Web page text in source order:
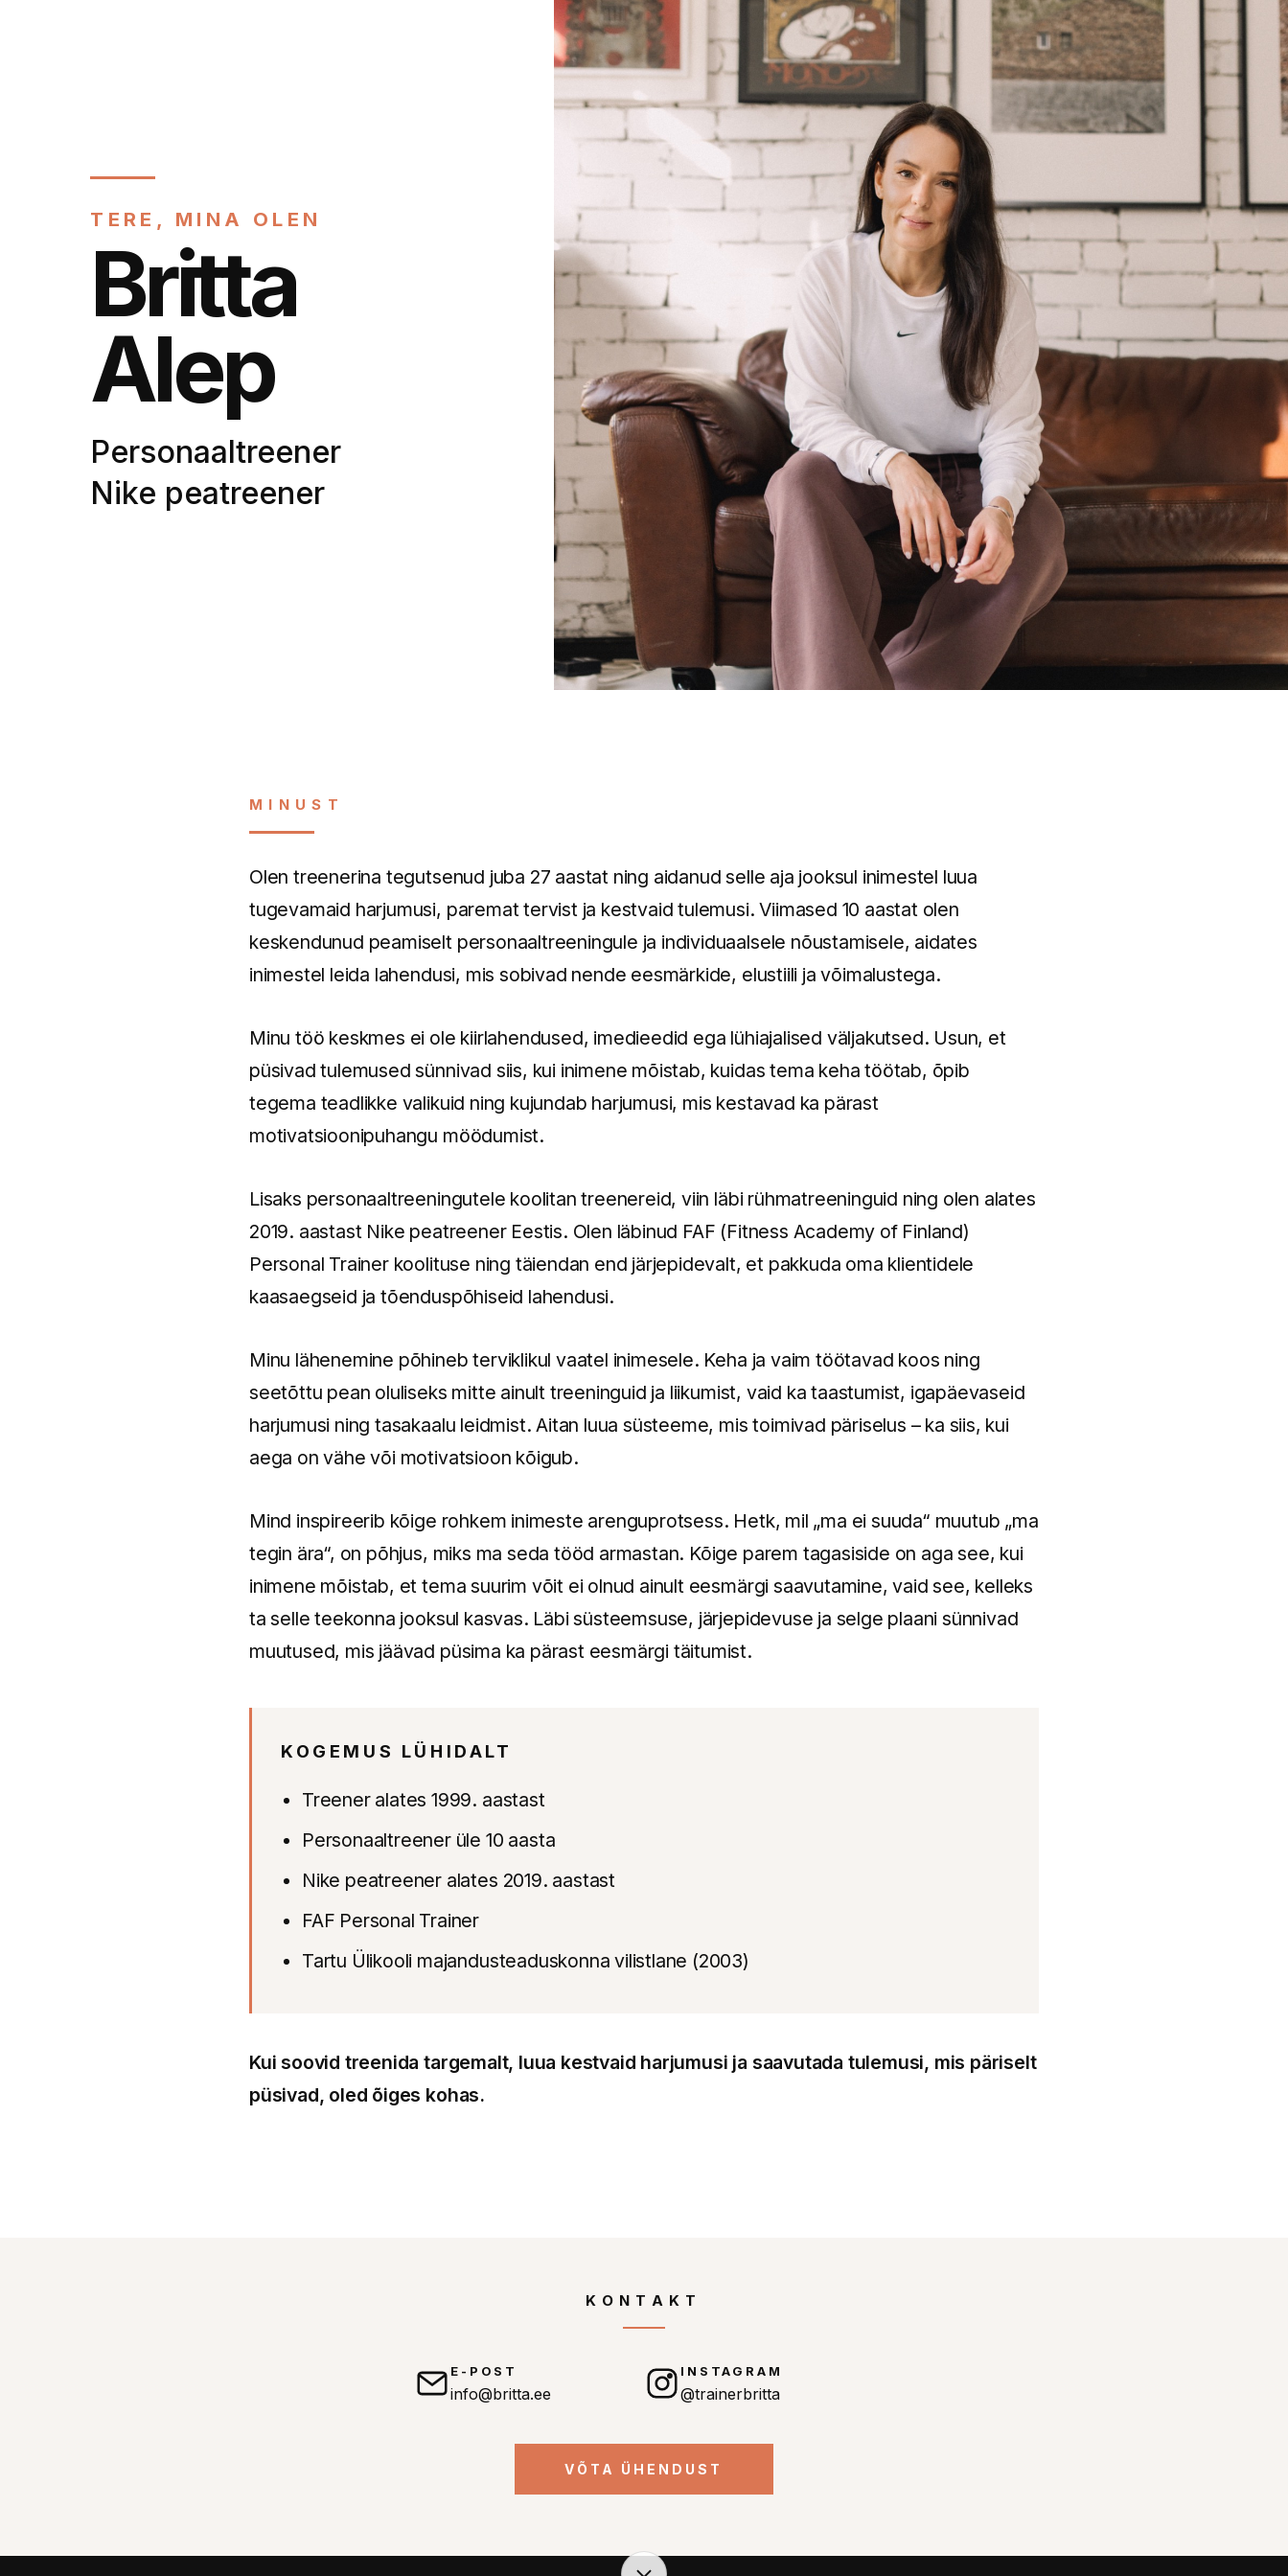
TERE, MINA OLEN
Britta
Alep
Personaaltreener
Nike peatreener
MINUST
Olen treenerina tegutsenud juba 27 aastat ning aidanud selle aja jooksul inimestel luua
tugevamaid harjumusi, paremat tervist ja kestvaid tulemusi. Viimased 10 aastat olen
keskendunud peamiselt personaaltreeningule ja individuaalsele nõustamisele, aidates
inimestel leida lahendusi, mis sobivad nende eesmärkide, elustiili ja võimalustega.
Minu töö keskmes ei ole kiirlahendused, imedieedid ega lühiajalised väljakutsed. Usun, et
püsivad tulemused sünnivad siis, kui inimene mõistab, kuidas tema keha töötab, õpib
tegema teadlikke valikuid ning kujundab harjumusi, mis kestavad ka pärast
motivatsioonipuhangu möödumist.
Lisaks personaaltreeningutele koolitan treenereid, viin läbi rühmatreeninguid ning olen alates
2019. aastast Nike peatreener Eestis. Olen läbinud FAF (Fitness Academy of Finland)
Personal Trainer koolituse ning täiendan end järjepidevalt, et pakkuda oma klientidele
kaasaegseid ja tõenduspõhiseid lahendusi.
Minu lähenemine põhineb terviklikul vaatel inimesele. Keha ja vaim töötavad koos ning
seetõttu pean oluliseks mitte ainult treeninguid ja liikumist, vaid ka taastumist, igapäevaseid
harjumusi ning tasakaalu leidmist. Aitan luua süsteeme, mis toimivad päriselus – ka siis, kui
aega on vähe või motivatsioon kõigub.
Mind inspireerib kõige rohkem inimeste arenguprotsess. Hetk, mil „ma ei suuda“ muutub „ma
tegin ära“, on põhjus, miks ma seda tööd armastan. Kõige parem tagasiside on aga see, kui
inimene mõistab, et tema suurim võit ei olnud ainult eesmärgi saavutamine, vaid see, kelleks
ta selle teekonna jooksul kasvas. Läbi süsteemsuse, järjepidevuse ja selge plaani sünnivad
muutused, mis jäävad püsima ka pärast eesmärgi täitumist.
KOGEMUS LÜHIDALT
Treener alates 1999. aastast
Personaaltreener üle 10 aasta
Nike peatreener alates 2019. aastast
FAF Personal Trainer
Tartu Ülikooli majandusteaduskonna vilistlane (2003)
Kui soovid treenida targemalt, luua kestvaid harjumusi ja saavutada tulemusi, mis päriselt
püsivad, oled õiges kohas.
KONTAKT
E-POST
info@britta.ee
INSTAGRAM
@trainerbritta
VÕTA ÜHENDUST